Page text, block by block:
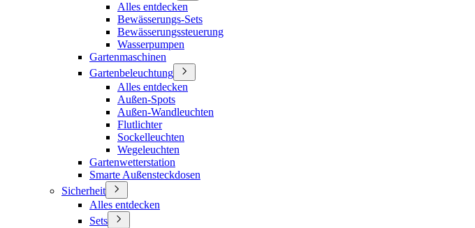
Alles entdecken
Bewässerungs-Sets
Bewässerungssteuerung
Wasserpumpen
Gartenmaschinen
Gartenbeleuchtung
Alles entdecken
Außen-Spots
Außen-Wandleuchten
Flutlichter
Sockelleuchten
Wegeleuchten
Gartenwetterstation
Smarte Außensteckdosen
Sicherheit
Alles entdecken
Sets